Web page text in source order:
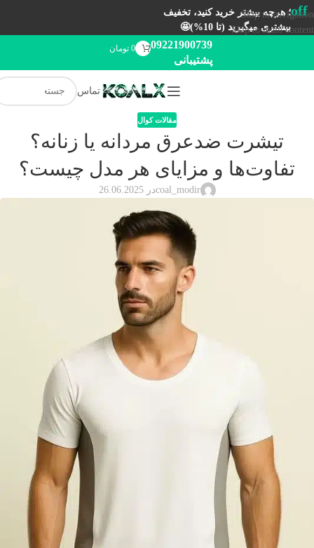
Skip to navigation
Skip to main content
off؛ هرچه بیشتر خرید کنید، تخفیف
بیشتری میگیرید (تا 10%)🤩
09221900739
پشتیبانی
0 تومان
تماس
مقالات کوال
تیشرت ضدعرق مردانه یا زنانه؟
تفاوت‌ها و مزایای هر مدل چیست؟
coal_modirدر 26.06.2025